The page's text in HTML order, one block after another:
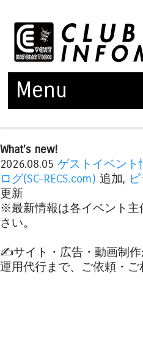
Menu
What's new!
2026.08.05 ゲストイベント
ログ(SC-RECS.com) 追加,
更新
※最新情報は各イベント主
さい。
✍️サイト・広告・動画制作
運用代行まで、ご依頼・ご